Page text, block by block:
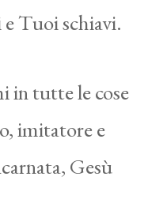
Tuoi schiavi.
in tutte le cose
imitatore e
Gesù